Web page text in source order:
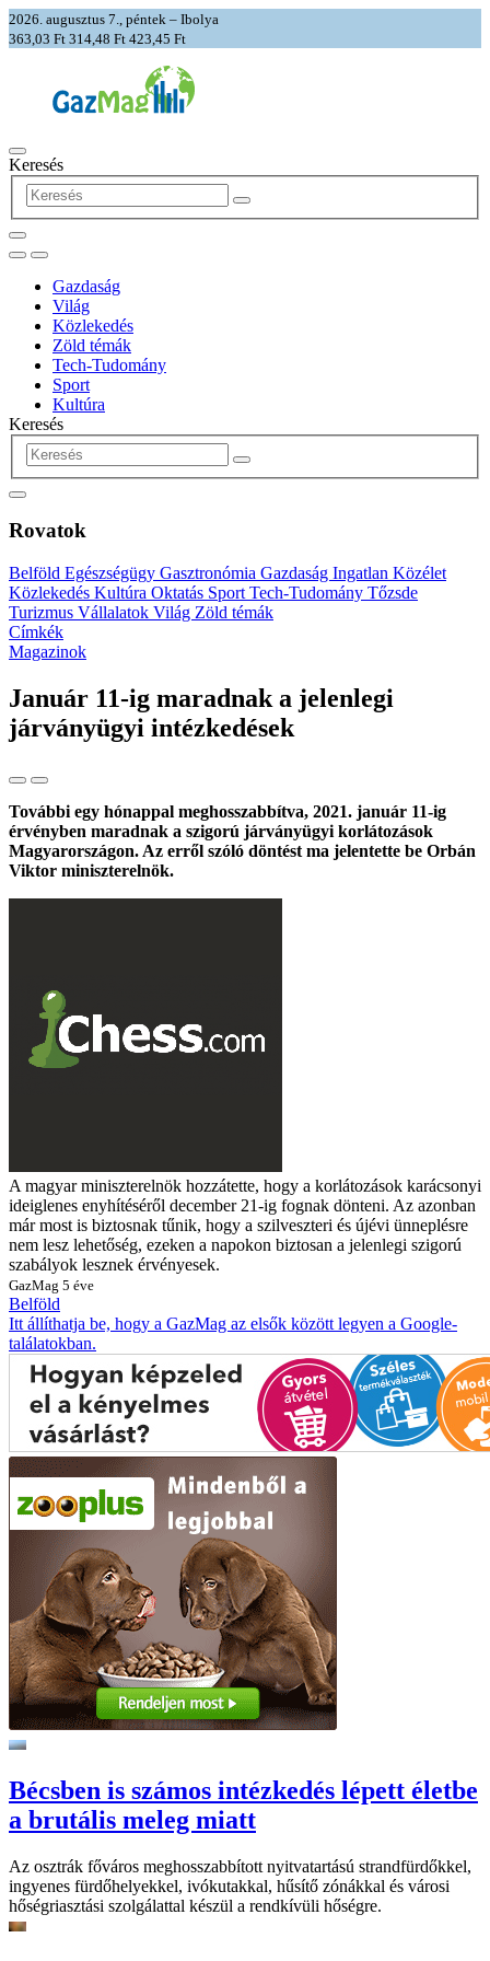
2026. augusztus 7., péntek – Ibolya
363,03 Ft 314,48 Ft 423,45 Ft
Keresés
Gazdaság
Világ
Közlekedés
Zöld témák
Tech-Tudomány
Sport
Kultúra
Keresés
Rovatok
Belföld Egészségügy Gasztronómia Gazdaság Ingatlan Közélet
Közlekedés Kultúra Oktatás Sport Tech-Tudomány Tőzsde
Turizmus Vállalatok Világ Zöld témák
Címkék
Magazinok
Január 11-ig maradnak a jelenlegi
járványügyi intézkedések
További egy hónappal meghosszabbítva, 2021. január 11-ig
érvényben maradnak a szigorú járványügyi korlátozások
Magyarországon. Az erről szóló döntést ma jelentette be Orbán
Viktor miniszterelnök.
A magyar miniszterelnök hozzátette, hogy a korlátozások karácsonyi
ideiglenes enyhítéséről december 21-ig fognak dönteni. Az azonban
már most is biztosnak tűnik, hogy a szilveszteri és újévi ünneplésre
nem lesz lehetőség, ezeken a napokon biztosan a jelenlegi szigorú
szabályok lesznek érvényesek.
GazMag 5 éve
Belföld
Itt állíthatja be, hogy a GazMag az elsők között legyen a Google-
találatokban.
Bécsben is számos intézkedés lépett életbe
a brutális meleg miatt
Az osztrák főváros meghosszabbított nyitvatartású strandfürdőkkel,
ingyenes fürdőhelyekkel, ivókutakkal, hűsítő zónákkal és városi
hőségriasztási szolgálattal készül a rendkívüli hőségre.